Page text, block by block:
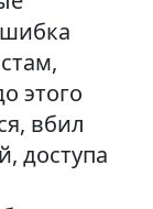
этого
вбил
доступа